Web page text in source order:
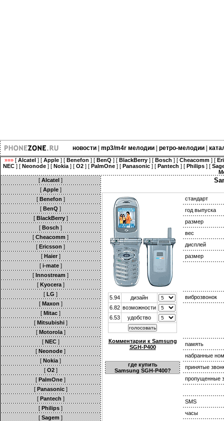
новости| mp3/m4r мелодии| ретро-мелодии|
»»» [ Alcatel ] [ Apple ] [ Benefon ] [ BenQ ] [ BlackBerry ] [ Bosch ] [ Cheacomm ] [
NEC ] [ Neonode ] [ Nokia ] [ O2 ] [ PalmOne ] [ Panasonic ] [ Pantech ] [ Philips ] [
[ Alcatel ]
[ Apple]
[ Benefon ]
[ BenQ ]
[ BlackBerry]
[ Bosch ]
[ Cheacomm ]
[ Ericsson ]
[ Haier]
[ i-mate]
[ Innostream ]
[ Kyocera]
[ LG ]
[ Maxon ]
[ Mitac ]
[ Mitsubishi]
[ Motorola]
[ NEC]
[ Neonode ]
[ Nokia ]
[ O2]
[ PalmOne ]
[ Panasonic]
[ Pantech ]
[ Philips ]
[ Sagem ]
5.94
дизайн
6.82 возможности
6.53
удобство
Комментарии к Samsung
SGH-P400
где купить
Samsung SGH-P400?
стандарт
год выпуска
размер
вес
дисплей
размер
виброзвонок
память
набранные
принятые
пропущенные
SMS
часы